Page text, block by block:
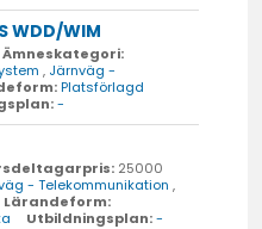
WDD/WIM
Ämneskategori:
, Järnväg -
Platsförlagd
-
25000
- Telekommunikation ,
Lärandeform:
Utbildningsplan:-